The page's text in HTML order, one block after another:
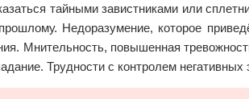
тайными завистниками или
Недоразумение, которое
Мнительность, повышенная
Трудности с контролем негативных